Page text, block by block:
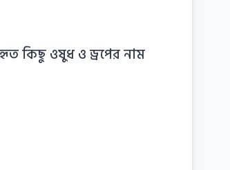
কিছু ওষুধ ও ড্রপের নাম